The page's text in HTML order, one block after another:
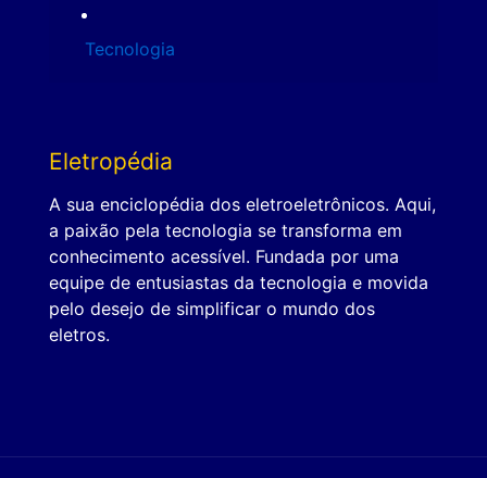
Tecnologia
Eletropédia
A sua enciclopédia dos eletroeletrônicos. Aqui,
a paixão pela tecnologia se transforma em
conhecimento acessível. Fundada por uma
equipe de entusiastas da tecnologia e movida
pelo desejo de simplificar o mundo dos
eletros.